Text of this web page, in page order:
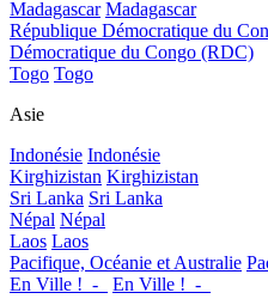
Madagascar Madagascar
République Démocratique du
Démocratique du Congo (RDC)
Togo Togo
Asie
Indonésie Indonésie
Kirghizistan Kirghizistan
Sri Lanka Sri Lanka
Népal Népal
Laos Laos
Pacifique, Océanie et Australie
En Ville !_-_
En Ville !_-_